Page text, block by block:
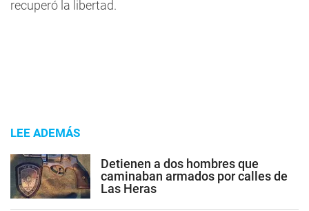
recuperó la libertad.
LEE ADEMÁS
Detienen a dos hombres que
caminaban armados por calles de
Las Heras